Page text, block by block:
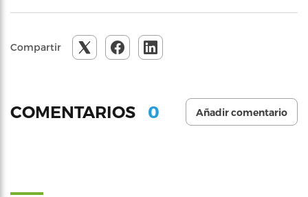
Compartir
COMENTARIOS 0 Añadir comentario